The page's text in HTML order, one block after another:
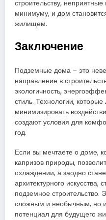
строительству,
минимуму, и дом
жилищем.
Заключение
Подземные дома – это
направление в
экологичность,
стиль. Технологии,
минимизировать
создают условия для
год.
Если вы мечтаете о доме,
капризов природы,
охлаждении, а заодно
архитектурного искусства,
подземное строительство.
сложным и необычным, но
потенциал для будущего